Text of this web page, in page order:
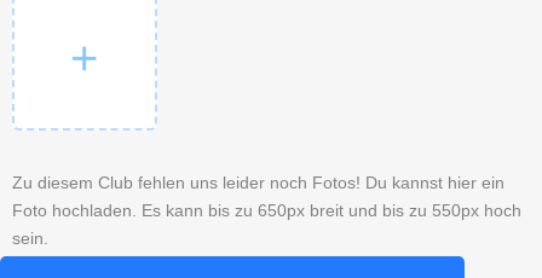
Zu diesem Club fehlen uns leider noch Fotos! Du kannst hier ein
Foto hochladen. Es kann bis zu 650px breit und bis zu 550px hoch
sein.